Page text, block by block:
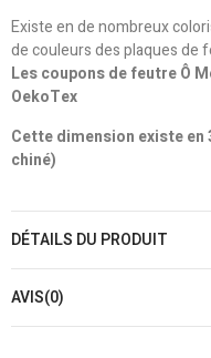
Existe en de nombreux
de couleurs des plaques de
Les coupons de feutre Ô
OekoTex
Cette dimension existe en
chiné)
DÉTAILS DU PRODUIT
AVIS(0)